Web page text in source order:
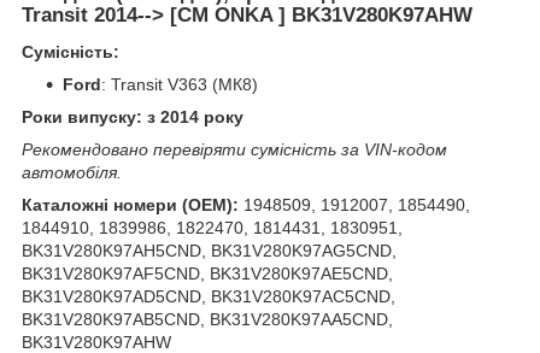
Transit 2014--> [CM ONKA ] BK31V280K97AHW
Сумісність:
Ford: Transit V363 (МК8)
Роки випуску: з 2014 року
Рекомендовано перевіряти сумісність за VIN-кодом
автомобіля.
Каталожні номери (OEM): 1948509, 1912007, 1854490,
1844910, 1839986, 1822470, 1814431, 1830951,
BK31V280K97AH5CND, BK31V280K97AG5CND,
BK31V280K97AF5CND, BK31V280K97AE5CND,
BK31V280K97AD5CND, BK31V280K97AC5CND,
BK31V280K97AB5CND, BK31V280K97AA5CND,
BK31V280K97AHW